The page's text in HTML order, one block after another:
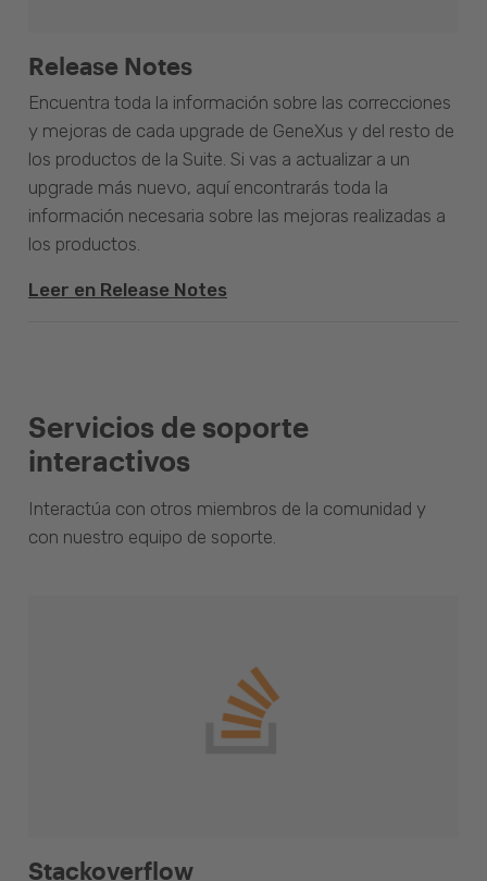
Release Notes
Encuentra toda la información sobre las correcciones
y mejoras de cada upgrade de GeneXus y del resto de
los productos de la Suite. Si vas a actualizar a un
upgrade más nuevo, aquí encontrarás toda la
información necesaria sobre las mejoras realizadas a
los productos.
Leer en Release Notes
Servicios de soporte
interactivos
Interactúa con otros miembros de la comunidad y
con nuestro equipo de soporte.
Stackoverflow